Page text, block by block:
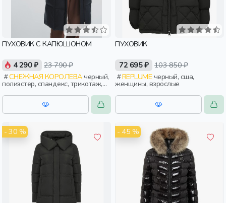
ПУХОВИК С КАПЮШОНОМ
4 290 ₽ 23 790 ₽
СНЕЖНАЯ КОРОЛЕВАчерный,
полиэстер, спандекс, трикотаж,
зима, осень, россия, женщины,
взрослые
ПУХОВИК
72 695 ₽ 103 850 ₽
REPLUMEчерный, сша,
женщины, взрослые
- 30 % - 45 %